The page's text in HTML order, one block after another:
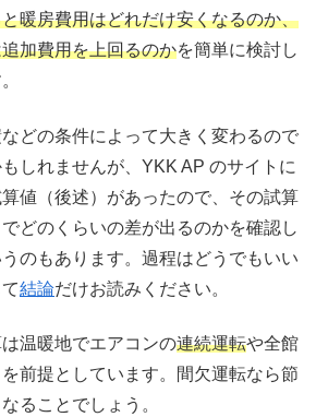
暖房費用はどれだけ安くなるのか、
加費用を上回るのかを簡単に検討し
どの条件によって大きく変わるので
しれませんが、YKK AP のサイトに
値（後述）があったので、その試算
どのくらいの差が出るのかを確認し
のもあります。過程はどうでもいい
結論だけお読みください。
温暖地でエアコンの連続運転や全館
前提としています。間欠運転なら節
ることでしょう。